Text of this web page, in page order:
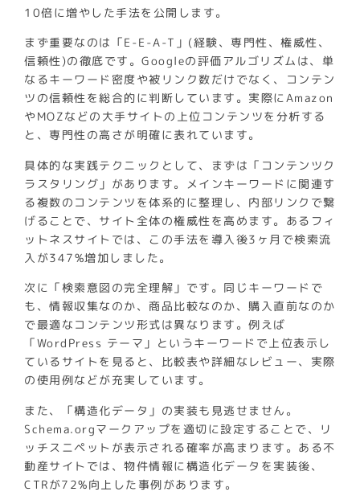
10倍に増やした手法を公開します。
まず重要なのは「E-E-A-T」(経験、専門性、権威性、
信頼性)の徹底です。Googleの評価アルゴリズムは、単
なるキーワード密度や被リンク数だけでなく、コンテン
ツの信頼性を総合的に判断しています。実際にAmazon
やMOZなどの大手サイトの上位コンテンツを分析する
と、専門性の高さが明確に表れています。
具体的な実践テクニックとして、まずは「コンテンツク
ラスタリング」があります。メインキーワードに関連す
る複数のコンテンツを体系的に整理し、内部リンクで繋
げることで、サイト全体の権威性を高めます。あるフィ
ットネスサイトでは、この手法を導入後3ヶ月で検索流
入が347%増加しました。
次に「検索意図の完全理解」です。同じキーワードで
も、情報収集なのか、商品比較なのか、購入直前なのか
で最適なコンテンツ形式は異なります。例えば
「WordPress テーマ」というキーワードで上位表示し
ているサイトを見ると、比較表や詳細なレビュー、実際
の使用例などが充実しています。
また、「構造化データ」の実装も見逃せません。
Schema.orgマークアップを適切に設定することで、リ
ッチスニペットが表示される確率が高まります。ある不
動産サイトでは、物件情報に構造化データを実装後、
CTRが72%向上した事例があります。